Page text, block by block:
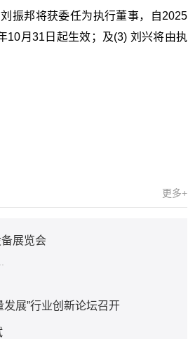
振邦将获委任为执行董事，自2025
10月31日起生效；及(3) 刘兴将由执
更多+
展览会
展”行业创新论坛召开